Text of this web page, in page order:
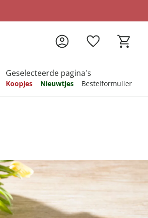
Geselecteerde pagina's
Koopjes Nieuwtjes Bestelformulier